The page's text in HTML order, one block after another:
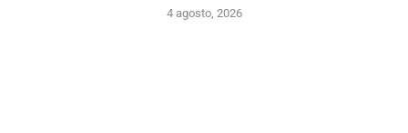
4 agosto, 2026